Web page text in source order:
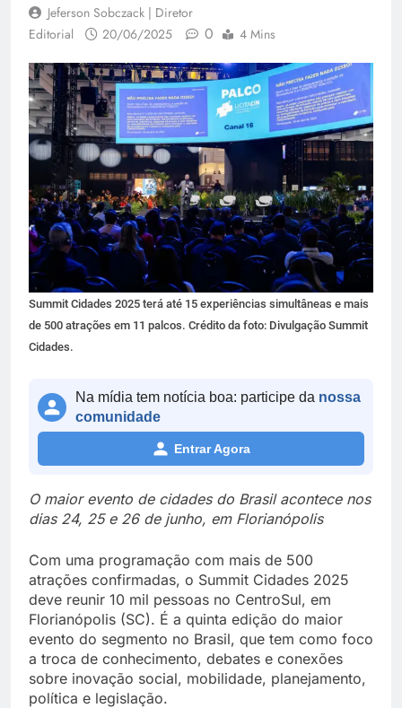
Jeferson Sobczack | Diretor
Editorial
20/06/2025 0 4 Mins
Summit Cidades 2025 terá até 15 experiências simultâneas e mais
de 500 atrações em 11 palcos. Crédito da foto: Divulgação Summit
Cidades.
Na mídia tem notícia boa: participe da nossa
comunidade
Entrar Agora
O maior evento de cidades do Brasil acontece nos
dias 24, 25 e 26 de junho, em Florianópolis
Com uma programação com mais de 500
atrações confirmadas, o Summit Cidades 2025
deve reunir 10 mil pessoas no CentroSul, em
Florianópolis (SC). É a quinta edição do maior
evento do segmento no Brasil, que tem como foco
a troca de conhecimento, debates e conexões
sobre inovação social, mobilidade, planejamento,
política e legislação.